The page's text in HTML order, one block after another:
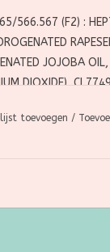
566.567 (F2) :
JOJOBA
DIOXIDE), CI
toevoegen /